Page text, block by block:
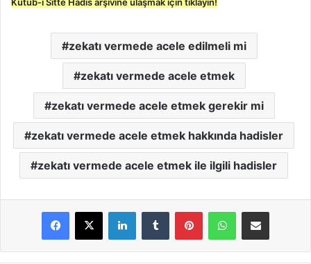
zekatı vermede acele edilmeli mi
zekatı vermede acele etmek
zekatı vermede acele etmek gerekir mi
zekatı vermede acele etmek hakkında hadisler
zekatı vermede acele etmek ile ilgili hadisler